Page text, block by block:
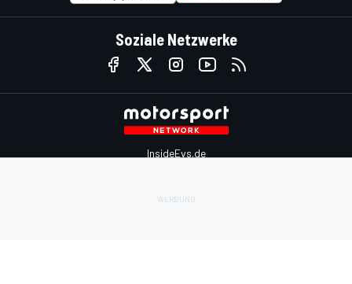
Soziale Netzwerke
InsideEvs.de
Motorsportstats.com